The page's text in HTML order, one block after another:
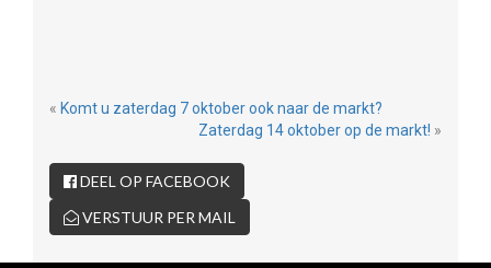
« Komt u zaterdag 7 oktober ook naar de markt?
Zaterdag 14 oktober op de markt! »
DEEL OP FACEBOOK
VERSTUUR PER MAIL